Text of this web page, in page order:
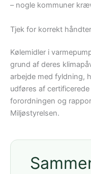
– nogle kommuner
Tjek for korrekt
Kølemidler i
grund af deres
arbejde med fyldning,
udføres af
forordningen og
Miljøstyrelsen.